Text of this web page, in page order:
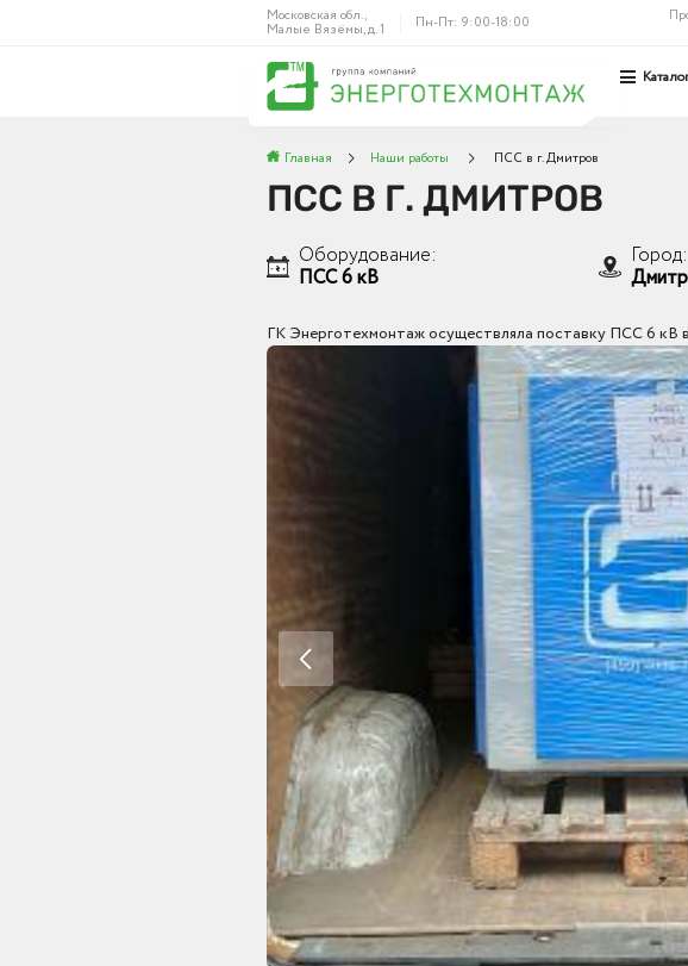
Московская обл.,
Малые Вязёмы, д. 1 Пн-Пт: 9:00-18:00
Каталог
Главная Наши работы ПСС в г. Дмитров
ПСС В Г. ДМИТРОВ
Оборудование:
ПСС 6 кВ
Город:
ГК Энерготехмонтаж осуществляла поставку ПСС 6 кВ